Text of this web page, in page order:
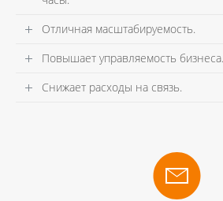
Отличная масштабируемость.
Повышает управляемость бизнеса.
Снижает расходы на связь.